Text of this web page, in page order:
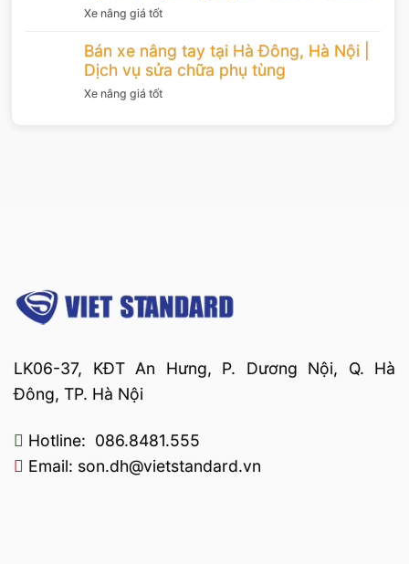
Xe nâng giá tốt
Bán xe nâng tay tại Hà Đông, Hà Nội |
Dịch vụ sửa chữa phụ tùng
Xe nâng giá tốt
LK06-37, KĐT An Hưng, P. Dương Nội, Q. Hà
Đông, TP. Hà Nội
Hotline: 086.8481.555
Email: son.dh@vietstandard.vn